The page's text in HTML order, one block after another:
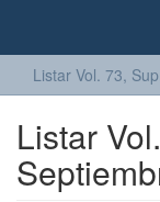
Listar Vol. 73,
Listar